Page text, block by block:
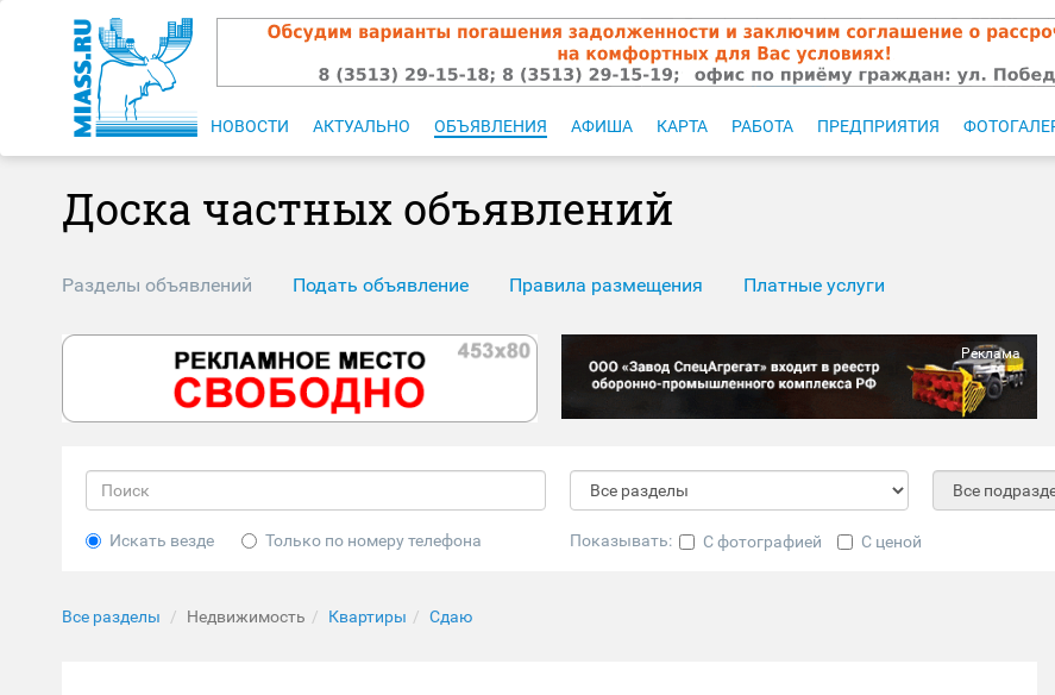
НОВОСТИ АКТУАЛЬНО ОБЪЯВЛЕНИЯ АФИША КАРТА РАБОТА ПРЕДПРИЯТИЯ
Доска частных объявлений
Разделы объявлений Подать объявление Правила размещения Платные услуги
Реклама
Искать везде Только по номеру телефона Показывать: С фотографией С ценой
Все разделы Недвижимость Квартиры Сдаю